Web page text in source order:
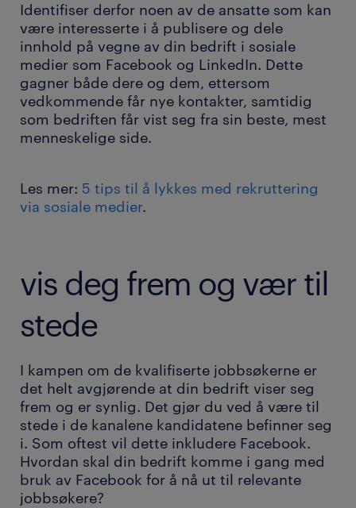
Identifiser derfor noen av de ansatte som kan
være interesserte i å publisere og dele
innhold på vegne av din bedrift i sosiale
medier som Facebook og LinkedIn. Dette
gagner både dere og dem, ettersom
vedkommende får nye kontakter, samtidig
som bedriften får vist seg fra sin beste, mest
menneskelige side.
Les mer: 5 tips til å lykkes med rekruttering
via sosiale medier.
vis deg frem og vær til
stede
I kampen om de kvalifiserte jobbsøkerne er
det helt avgjørende at din bedrift viser seg
frem og er synlig. Det gjør du ved å være til
stede i de kanalene kandidatene befinner seg
i. Som oftest vil dette inkludere Facebook.
Hvordan skal din bedrift komme i gang med
bruk av Facebook for å nå ut til relevante
jobbsøkere?